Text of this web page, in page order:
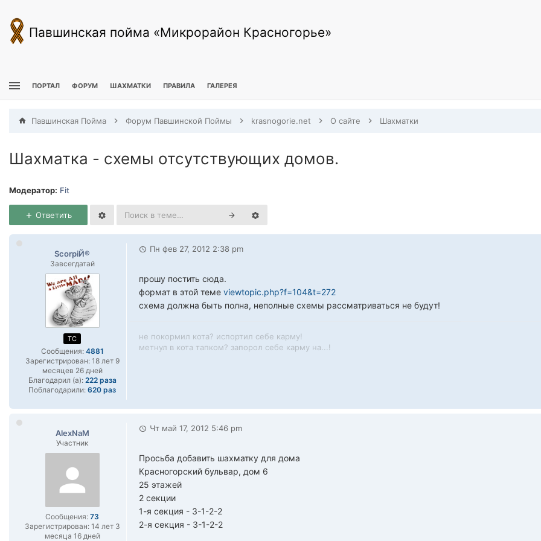
Павшинская пойма «Микрорайон Красногорье»
ПОРТАЛ ФОРУМ ШАХМАТКИ ПРАВИЛА ГАЛЕРЕЯ
Павшинская Пойма Форум Павшинской Поймы krasnogorie.net О сайте Шахматки
Шахматка - схемы отсутствующих домов.
Модератор: Fit
Ответить
ScorpiЙ®
Завсегдатай
TC
Сообщения: 4881
Зарегистрирован: 18 лет 9
месяцев 26 дней
Благодарил (а): 222 раза
Поблагодарили: 620 раз
Пн фев 27, 2012 2:38 pm
прошу постить сюда.
формат в этой теме viewtopic.php?f=104&t=272
схема должна быть полна, неполные схемы рассматриваться не будут!
не покормил кота? испортил себе карму!
метнул в кота тапком? запорол себе карму на...!
AlexNaM
Участник
Сообщения: 73
Зарегистрирован: 14 лет 3
месяца 16 дней
Чт май 17, 2012 5:46 pm
Просьба добавить шахматку для дома
Красногорский бульвар, дом 6
25 этажей
2 секции
1-я секция - 3-1-2-2
2-я секция - 3-1-2-2